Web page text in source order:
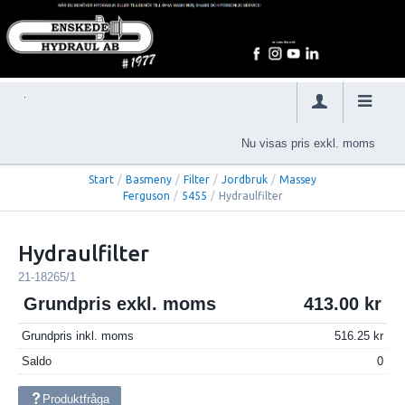
Nu visas pris exkl. moms
Start / Basmeny / Filter / Jordbruk / Massey
Ferguson / 5455 / Hydraulfilter
Hydraulfilter
21-18265/1
Grundpris exkl. moms 413.00
Grundpris inkl. moms
516.25
Saldo
0
Produktfråga